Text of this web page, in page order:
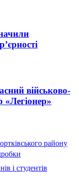
військово-
«Легіонер»
району
і студентів